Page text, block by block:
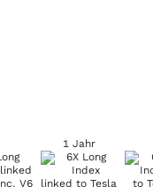
1 Jahr